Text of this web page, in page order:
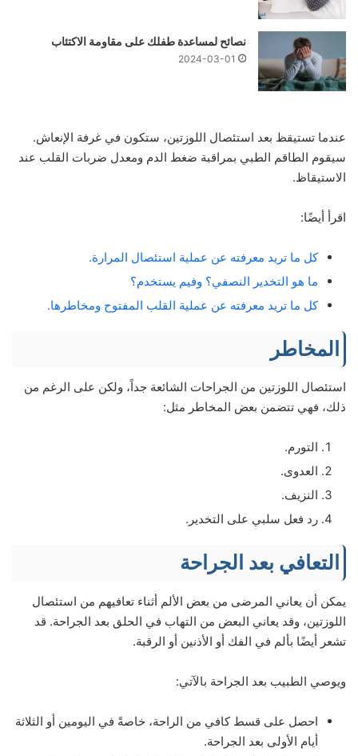
نصائح لمساعدة طفلك على مقاومة الاكتئاب
2024-03-01
عندما تستيقظ بعد استئصال اللوزتين، ستكون في غرفة الإنعاش.
سيقوم الطاقم الطبي بمراقبة ضغط الدم ومعدل ضربات القلب عند
الاستيقاظ.
اقرأ أيضًا:
كل ما تريد معرفته عن عملية استئصال المرارة.
ما هو التخدير النصفي؟ وفيم يستخدم؟
كل ما تريد معرفته عن عملية القلب المفتوح ومخاطرها.
المخاطر
استئصال اللوزتين من الجراحات الشائعة جداً، ولكن على الرغم من
ذلك، فهي تتضمن بعض المخاطر مثل:
التورم.
العدوى.
النزيف.
رد فعل سلبي على التخدير.
التعافي بعد الجراحة
يمكن أن يعاني المرضى من بعض الألم أثناء تعافيهم من استئصال
اللوزتين، وقد يعاني البعض من التهاب في الحلق بعد الجراحة. قد
تشعر أيضًا بألم في الفك أو الأذنين أو الرقبة.
ويوصي الطبيب بعد الجراحة بالآتي:
احصل على قسط كافي من الراحة، خاصةً في اليومين أو الثلاثة
أيام الأولى بعد الجراحة.